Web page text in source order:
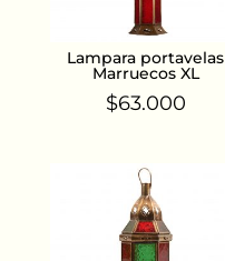
Lampara portavelas
Marruecos XL
$63.000